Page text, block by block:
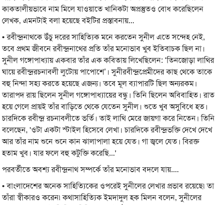
কাকতালীয়ভাবে নাম মিলে যাওয়াতে খানিকটা অপ্রস্তুতও বোধ করেছিলেন
লেখক, এমনটাই বলা হয়েছে বইটির প্রস্তাবনায়...
• রবীন্দ্রনাথকে উঁচু দরের সাহিত্যিক মনে করতেন সুনীল এতে সন্দেহ নেই,
তবে প্রথম জীবনে রবীন্দ্রনাথের প্রতি তাঁর মনোভাব খুব ইতিবাচক ছিল না।
সুনীল গঙ্গোপাধ্যায় একবার তাঁর এক কবিতায় লিখেছিলেন: ‘তিনজোড়া লাথির
ঘায়ে রবীন্দ্ররচনাবলী লুটোয় পাপোশে’। সুনীরবীন্দ্রপ্রেমীদের কাছ থেকে তাকে
বহু নিন্দা সহ্য করতে হয়েছে এজন্য। তবে মূল ব্যাপারটি ছিল অন্যরকম।
তারাপদ রায় ছিলেন সুনীল গঙ্গোপাধ্যায়ের বন্ধু। তিনি ছিলেন অবিবাহিত। রাত
হয়ে গেলে প্রায়ই তাঁর বাড়িতে থেকে যেতেন সুনীল। শুতে খুব অসুবিধে হত।
চারদিকে রবীন্দ্র রচনাবলীতে ভর্তি। তাই লাথি মেরে জায়গা করে নিতেন। তিনি
বলেছেন, 'ওটা একটা স্টাইল হিসেবে লেখা। চারদিকে রবীন্দ্রভক্তি দেখে দেখে
আর তাঁর নাম শুনে শুনে কান ঝালাপালা হয়ে যেত। গা জ্বলে যেত। বিরক্ত
হতাম খুব। যার ফলে বহু কটুক্তি করেছি...'
পরবর্তীতে অবশ্য রবীন্দ্রনাথ সম্পর্কে তাঁর মনোভাব বদলে যায়....
• বাংলাদেশের অনেক সাহিত্যিকের ওপরেই সুনীলের লেখার প্রভাব রয়েছে৷ তা
তাঁরা স্বীকারও করেন৷ কথাসাহিত্যিক ইমদাদুল হক মিলন বলেন, সুনীলের